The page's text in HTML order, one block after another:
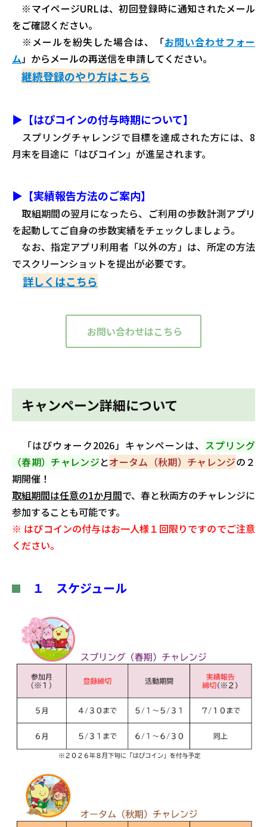
※マイページURLは、初回登録時に通知されたメール
をご確認ください。
※メールを紛失した場合は、「お問い合わせフォー
ム 」からメールの再送信を申請してください。
継続登録のやり方はこちら
▶【はぴコインの付与時期について】
スプリングチャレンジで目標を達成された方には、8
月末を目途に「はぴコイン」が進呈されます。
▶【実績報告方法のご案内】
取組期間の翌月になったら、ご利用の歩数計測アプリ
を起動してご自身の歩数実績をチェックしましょう。
なお、指定アプリ利用者「以外の方」は、所定の方法
でスクリーンショットを提出が必要です。
詳しくはこちら
お問い合わせはこちら
キャンペーン詳細について
「はぴウォーク2026」キャンペーンは、 スプリング
（春期）チャレンジとオータム（秋期）チャレンジの２
期開催！
取組期間は任意の1か月間で、春と秋両方のチャレンジに
参加することも可能です。
※ はぴコインの付与はお一人様１回限りですのでご注意
ください。
１ スケジュール